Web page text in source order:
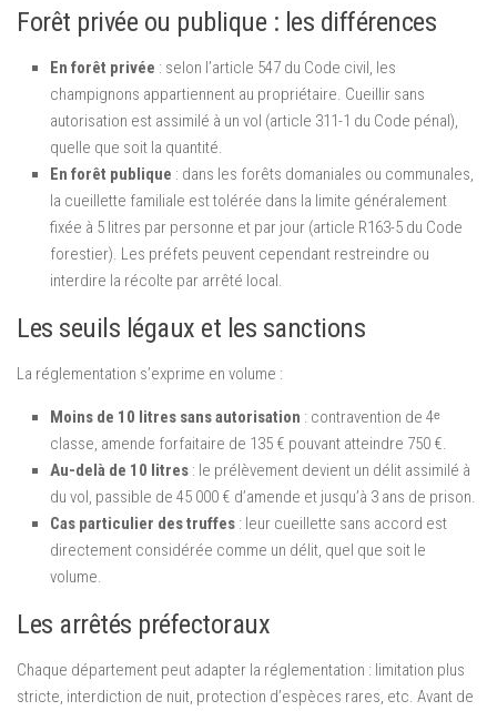
Forêt privée ou publique : les différences
En forêt privée : selon l’article 547 du Code civil, les
champignons appartiennent au propriétaire. Cueillir sans
autorisation est assimilé à un vol (article 311-1 du Code pénal),
quelle que soit la quantité.
En forêt publique : dans les forêts domaniales ou communales,
la cueillette familiale est tolérée dans la limite généralement
fixée à 5 litres par personne et par jour (article R163-5 du Code
forestier). Les préfets peuvent cependant restreindre ou
interdire la récolte par arrêté local.
Les seuils légaux et les sanctions
La réglementation s’exprime en volume :
Moins de 10 litres sans autorisation : contravention de 4ᵉ
classe, amende forfaitaire de 135 € pouvant atteindre 750 €.
Au-delà de 10 litres : le prélèvement devient un délit assimilé à
du vol, passible de 45 000 € d’amende et jusqu’à 3 ans de prison.
Cas particulier des truffes : leur cueillette sans accord est
directement considérée comme un délit, quel que soit le
volume.
Les arrêtés préfectoraux
Chaque département peut adapter la réglementation : limitation plus
stricte, interdiction de nuit, protection d’espèces rares, etc. Avant de